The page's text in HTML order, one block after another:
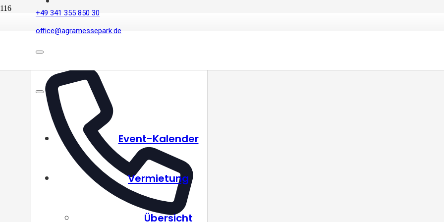
+49 341 355 850 30
office@agramessepark.de
Event-Kalender
Vermietung
Übersicht